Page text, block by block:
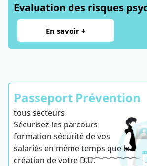
Evaluation des risques
En savoir +
Passeport Prévention
tous secteurs
Sécurisez les parcours
formation sécurité de vos
salariés en même temps que la
création de votre D.U.